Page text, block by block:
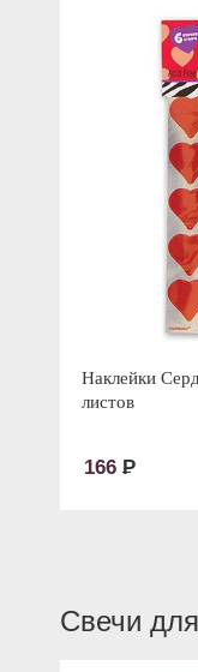
Наклейки
листов
166 Р
Свечи